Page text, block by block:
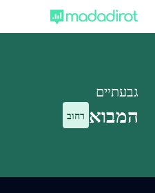
גבעתיים
המבוא רחוב